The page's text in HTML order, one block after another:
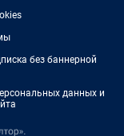
без баннерной
данных и